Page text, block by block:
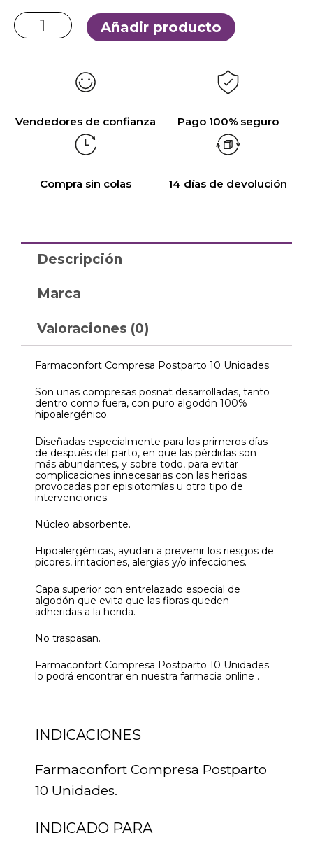
Añadir producto
Vendedores de confianza Pago 100% seguro
Compra sin colas 14 días de devolución
Descripción
Marca
Valoraciones (0)
Farmaconfort Compresa Postparto 10 Unidades.
Son unas compresas posnat desarrolladas, tanto
dentro como fuera, con puro algodón 100%
hipoalergénico.
Diseñadas especialmente para los primeros días
de después del parto, en que las pérdidas son
más abundantes, y sobre todo, para evitar
complicaciones innecesarias con las heridas
provocadas por episiotomías u otro tipo de
intervenciones.
Núcleo absorbente.
Hipoalergénicas, ayudan a prevenir los riesgos de
picores, irritaciones, alergias y/o infecciones.
Capa superior con entrelazado especial de
algodón que evita que las fibras queden
adheridas a la herida.
No traspasan.
Farmaconfort Compresa Postparto 10 Unidades
lo podrá encontrar en nuestra farmacia online .
INDICACIONES
Farmaconfort Compresa Postparto
10 Unidades.
INDICADO PARA